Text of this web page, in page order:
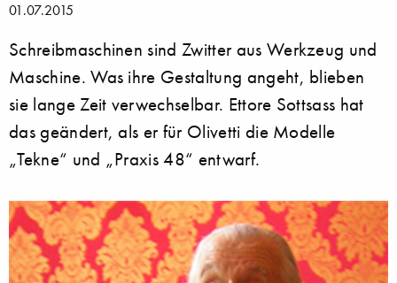
01.07.2015
Schreibmaschinen sind Zwitter aus Werkzeug und
Maschine. Was ihre Gestaltung angeht, blieben
sie lange Zeit verwechselbar. Ettore Sottsass hat
das geändert, als er für Olivetti die Modelle
„Tekne“ und „Praxis 48“ entwarf.